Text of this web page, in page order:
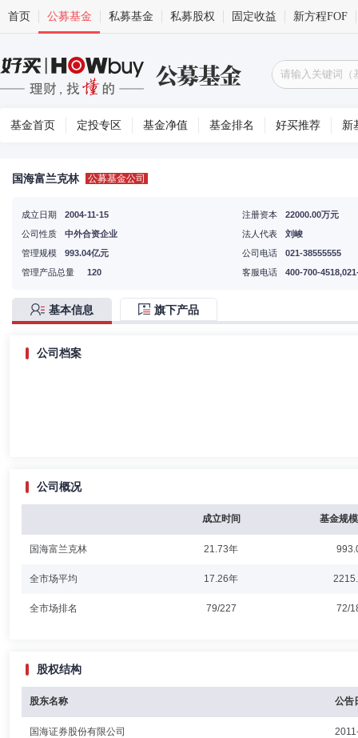
首页 公募基金 私募基金 私募股权 固定收益 新方程FOF
基金首页 定投专区 基金净值 基金排名 好买推荐 新
国海富兰克林 公募基金公司
成立日期
2004-11-15
公司性质
中外合资企业
注册资本
22000.00万元
法人代表
刘峻
管理规模
993.04亿元
管理产品总量
120
公司电话
021-38555555
客服电话
400-700-
基本信息 旗下产品
公司档案
公司概况
成立时间 基金规
国海富兰克林 21.73年
全市场平均 17.26年
全市场排名 79/227 72/
股权结构
股东名称 公告
国海证券股份有限公司